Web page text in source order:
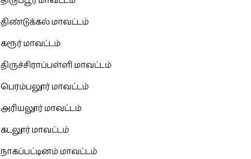
திண்டுக்கல் மாவட்டம்
கரூர் மாவட்டம்
திருச்சிராப்பள்ளி மாவட்டம்
பெரம்பலூர் மாவட்டம்
அரியலூர் மாவட்டம்
கடலூர் மாவட்டம்
நாகப்பட்டினம் மாவட்டம்